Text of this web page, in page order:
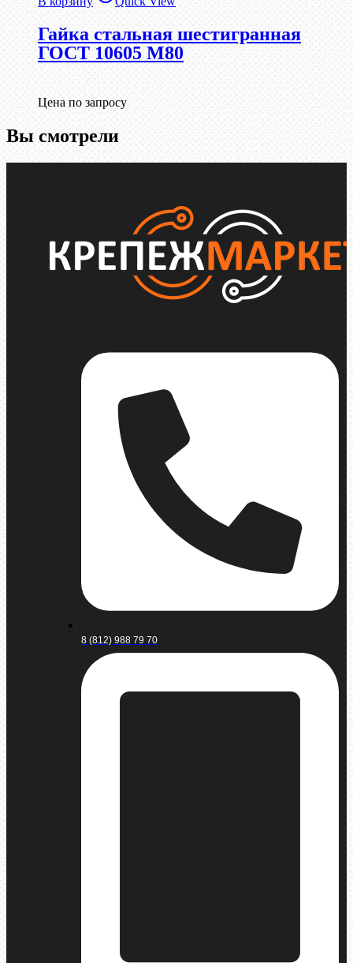
Гайка стальная шестигранная
ГОСТ 10605 М80
Цена по запросу
Вы смотрели
8 (812) 988 79 70